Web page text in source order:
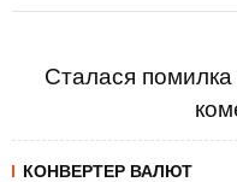
Сталася помилка
КОНВЕРТЕР ВАЛЮТ